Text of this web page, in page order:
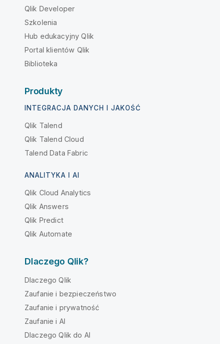
Qlik Developer
Szkolenia
Hub edukacyjny Qlik
Portal klientów Qlik
Biblioteka
Produkty
INTEGRACJA DANYCH I JAKOŚĆ
Qlik Talend
Qlik Talend Cloud
Talend Data Fabric
ANALITYKA I AI
Qlik Cloud Analytics
Qlik Answers
Qlik Predict
Qlik Automate
Dlaczego Qlik?
Dlaczego Qlik
Zaufanie i bezpieczeństwo
Zaufanie i prywatność
Zaufanie i AI
Dlaczego Qlik do AI